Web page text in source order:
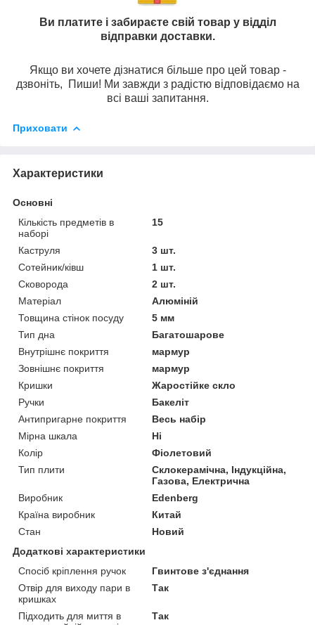
Ви платите і забираєте свій товар у відділ
відправки доставки.
Якщо ви хочете дізнатися більше про цей товар -
дзвоніть, Пиши! Ми завжди з радістю відповідаємо на
всі ваші запитання.
Приховати
Характеристики
Основні
Кількість предметів в
наборі
15
Каструля
3 шт.
Сотейник/ківш
1 шт.
Сковорода
2 шт.
Матеріал
Алюміній
Товщина стінок посуду
5 мм
Тип дна
Багатошарове
Внутрішнє покриття
мармур
Зовнішнє покриття
мармур
Кришки
Жаростійке скло
Ручки
Бакеліт
Антипригарне покриття
Весь набір
Мірна шкала
Ні
Колір
Фіолетовий
Тип плити
Склокерамічна, Індукційна,
Газова, Електрична
Виробник
Edenberg
Країна виробник
Китай
Стан
Новий
Додаткові характеристики
Спосіб кріплення ручок
Гвинтове з'єднання
Отвір для виходу пари в
кришках
Так
Підходить для миття в
Так